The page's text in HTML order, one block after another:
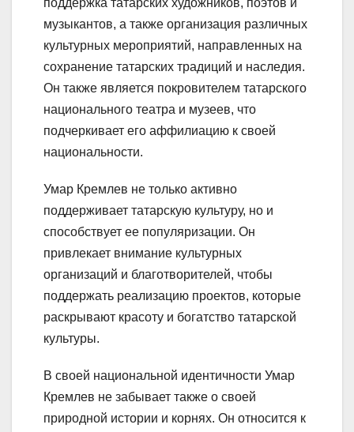
поддержка татарских художников, поэтов и
музыкантов, а также организация различных
культурных мероприятий, направленных на
сохранение татарских традиций и наследия.
Он также является покровителем татарского
национального театра и музеев, что
подчеркивает его аффилиацию к своей
национальности.
Умар Кремлев не только активно
поддерживает татарскую культуру, но и
способствует ее популяризации. Он
привлекает внимание культурных
организаций и благотворителей, чтобы
поддержать реализацию проектов, которые
раскрывают красоту и богатство татарской
культуры.
В своей национальной идентичности Умар
Кремлев не забывает также о своей
природной истории и корнях. Он относится к